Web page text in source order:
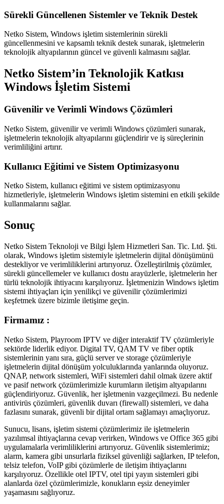
Sürekli Güncellenen Sistemler ve Teknik Destek
Netko Sistem, Windows işletim sistemlerinin sürekli
güncellenmesini ve kapsamlı teknik destek sunarak, işletmelerin
teknolojik altyapılarının güncel ve güvenli kalmasını sağlar.
Netko Sistem’in Teknolojik Katkısı
Windows İşletim Sistemi
Güvenilir ve Verimli Windows Çözümleri
Netko Sistem, güvenilir ve verimli Windows çözümleri sunarak,
işletmelerin teknolojik altyapılarını güçlendirir ve iş süreçlerinin
verimliliğini artırır.
Kullanıcı Eğitimi ve Sistem Optimizasyonu
Netko Sistem, kullanıcı eğitimi ve sistem optimizasyonu
hizmetleriyle, işletmelerin Windows işletim sistemini en etkili şekilde
kullanmalarını sağlar.
Sonuç
Netko Sistem Teknoloji ve Bilgi İşlem Hizmetleri San. Tic. Ltd. Şti.
olarak, Windows işletim sistemiyle işletmelerin dijital dönüşümünü
destekliyor ve verimliliklerini artırıyoruz. Özelleştirilmiş çözümler,
sürekli güncellemeler ve kullanıcı dostu arayüzlerle, işletmelerin her
türlü teknolojik ihtiyacını karşılıyoruz. İşletmenizin Windows işletim
sistemi ihtiyaçları için yenilikçi ve güvenilir çözümlerimizi
keşfetmek üzere bizimle iletişime geçin.
Firmamız :
Netko Sistem, Playroom IPTV ve diğer interaktif TV çözümleriyle
sektörde liderlik ediyor. Digital TV, QAM TV ve fiber optik
sistemlerinin yanı sıra, güçlü server ve storage çözümleriyle
işletmelerin dijital dönüşüm yolculuklarında yanlarında oluyoruz.
QNAP, network sistemleri, WiFi sistemleri dahil olmak üzere aktif
ve pasif network çözümlerimizle kurumların iletişim altyapılarını
güçlendiriyoruz. Güvenlik, her işletmenin vazgeçilmezi. Bu nedenle
antivirüs çözümleri, güvenlik duvarı (firewall) sistemleri, ve daha
fazlasını sunarak, güvenli bir dijital ortam sağlamayı amaçlıyoruz.
Sunucu, lisans, işletim sistemi çözümlerimiz ile işletmelerin
yazılımsal ihtiyaçlarına cevap verirken, Windows ve Office 365 gibi
uygulamalarla verimliliklerini artırıyoruz. Güvenlik sistemlerimiz;
alarm, kamera gibi unsurlarla fiziksel güvenliği sağlarken, IP telefon,
telsiz telefon, VoIP gibi çözümlerle de iletişim ihtiyaçlarını
karşılıyoruz. Özellikle otel IPTV, otel tipi yayın sistemleri gibi
alanlarda özel çözümlerimizle, konukların eşsiz deneyimler
yaşamasını sağlıyoruz.